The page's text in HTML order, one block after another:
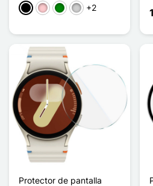
NegroRosaVerdePlata+2
Protector de pantalla